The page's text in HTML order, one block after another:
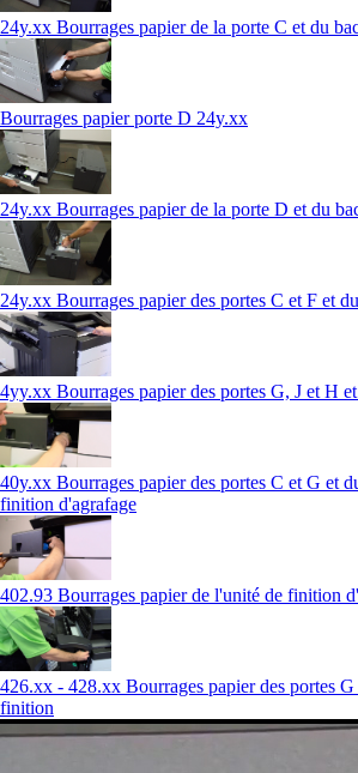
24y.xx Bourrages papier de la porte C et du
Bourrages papier porte D 24y.xx
24y.xx Bourrages papier de la porte D et du
24y.xx Bourrages papier des portes C et F et
4yy.xx Bourrages papier des portes G, J et H
40y.xx Bourrages papier des portes C et G et
finition d'agrafage
402.93 Bourrages papier de l'unité de finition
426.xx - 428.xx Bourrages papier des portes
finition